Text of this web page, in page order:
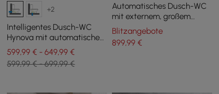
+2
Intelligentes Dusch-WC
Hynova mit automatischer
Spülung und
Deckelöffnung, Weiß
599,99 € - 649,99 €
599,99 € - 699,99 €
Automatisches Dusch-WC
mit externem, großem
Spülkasten und UV-
Sterilisation
Blitzangebote
899,99€